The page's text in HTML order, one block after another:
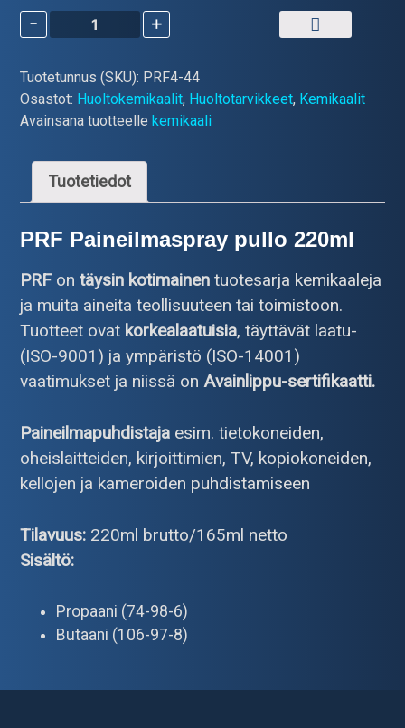
-
PRF
4-
Painepuhdistaja
220ml
määrä
+
Tuotetunnus (SKU): PRF4-44
Osastot: Huoltokemikaalit, Huoltotarvikkeet, Kemikaalit
Avainsana tuotteelle kemikaali
Tuotetiedot
PRF Paineilmaspray pullo 220ml
PRF ontäysin kotimainen tuotesarja kemikaaleja
ja muita aineita teollisuuteen tai toimistoon.
Tuotteet ovat korkealaatuisia, täyttävät laatu-
(ISO-9001) ja ympäristö (ISO-14001)
vaatimukset ja niissä onAvainlippu-sertifikaatti.
Paineilmapuhdistaja esim. tietokoneiden,
oheislaitteiden, kirjoittimien, TV, kopiokoneiden,
kellojen ja kameroiden puhdistamiseen
Tilavuus: 220ml brutto/165ml netto
Sisältö:
Propaani (74-98-6)
Butaani (106-97-8)